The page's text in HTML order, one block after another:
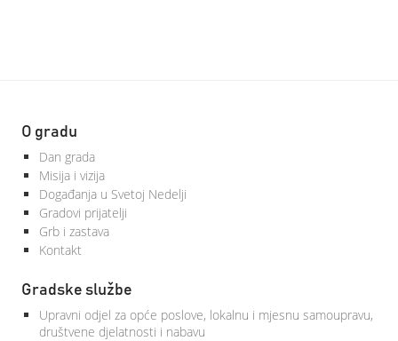
O gradu
Dan grada
Misija i vizija
Događanja u Svetoj Nedelji
Gradovi prijatelji
Grb i zastava
Kontakt
Gradske službe
Upravni odjel za opće poslove, lokalnu i mjesnu samoupravu,
društvene djelatnosti i nabavu